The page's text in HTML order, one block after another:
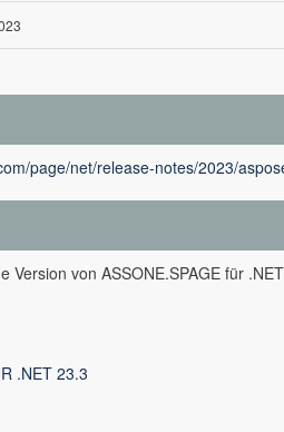
page/net/release-notes/2023/
Version von ASSONE.SPAGE für
.NET 23.3